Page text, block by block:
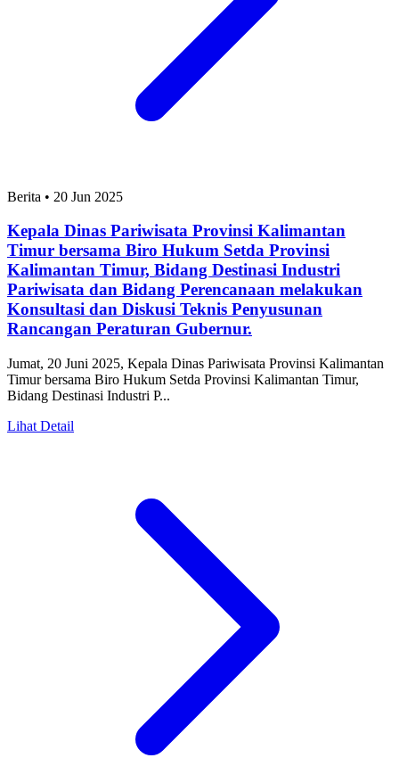
Berita • 20 Jun 2025
Kepala Dinas Pariwisata Provinsi Kalimantan
Timur bersama Biro Hukum Setda Provinsi
Kalimantan Timur, Bidang Destinasi Industri
Pariwisata dan Bidang Perencanaan melakukan
Konsultasi dan Diskusi Teknis Penyusunan
Rancangan Peraturan Gubernur.
Jumat, 20 Juni 2025, Kepala Dinas Pariwisata Provinsi Kalimantan
Timur bersama Biro Hukum Setda Provinsi Kalimantan Timur,
Bidang Destinasi Industri P...
Lihat Detail